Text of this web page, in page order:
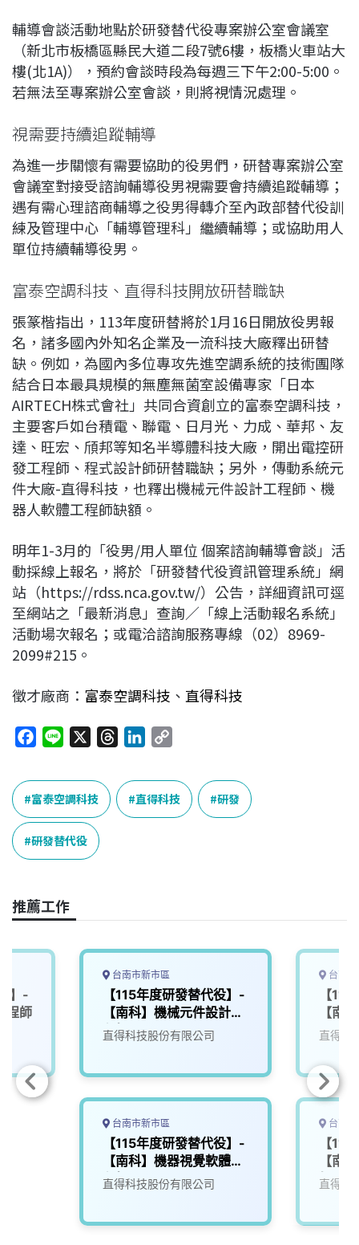
輔導會談活動地點於研發替代役專案辦公室會議室
（新北市板橋區縣民大道二段7號6樓，板橋火車站大
樓(北1A)），預約會談時段為每週三下午2:00-5:00。
若無法至專案辦公室會談，則將視情況處理。
視需要持續追蹤輔導
為進一步關懷有需要協助的役男們，研替專案辦公室
會議室對接受諮詢輔導役男視需要會持續追蹤輔導；
遇有需心理諮商輔導之役男得轉介至內政部替代役訓
練及管理中心「輔導管理科」繼續輔導；或協助用人
單位持續輔導役男。
富泰空調科技、直得科技開放研替職缺
張篆楷指出，113年度研替將於1月16日開放役男報
名，諸多國內外知名企業及一流科技大廠釋出研替
缺。例如，為國內多位專攻先進空調系統的技術團隊
結合日本最具規模的無塵無菌室設備專家「日本
AIRTECH株式會社」共同合資創立的富泰空調科技，
主要客戶如台積電、聯電、日月光、力成、華邦、友
達、旺宏、頎邦等知名半導體科技大廠，開出電控研
發工程師、程式設計師研替職缺；另外，傳動系統元
件大廠-直得科技，也釋出機械元件設計工程師、機
器人軟體工程師缺額。
明年1-3月的「役男/用人單位 個案諮詢輔導會談」活
動採線上報名，將於「研發替代役資訊管理系統」網
站（https://rdss.nca.gov.tw/）公告，詳細資訊可逕
至網站之「最新消息」查詢／「線上活動報名系統」
活動場次報名；或電洽諮詢服務專線（02）8969-
2099#215。
徵才廠商： 富泰空調科技 、 直得科技
c
e
b
o
o
n
e
e
a
n
k
e
p
y
L
富泰空調科技 直得科技 研發
研發替代役
推薦工作
】-
程師
台南市新市區
【115年度研發替代役】-
【南科】機械元件設計工
程師
直得科技股份有限公司
台南市新市區
【115年度研發替代役】-
【南科】機器視覺軟體工
程師
直得科技股份有限公司
台南
【
【南
直得科
台南
【
【南
師
直得科